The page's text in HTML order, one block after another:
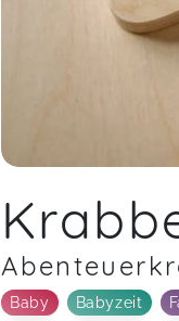
Baby Babyzeit